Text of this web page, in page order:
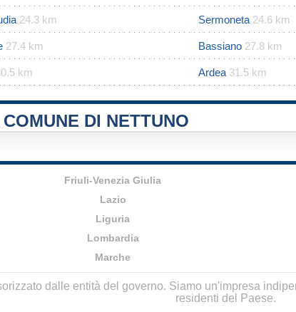
24.3 km Sermoneta 24.6 km
27.4 km Bassiano 27.8 km
km Ardea 31.5 km
DI NETTUNO
Friuli-Venezia Giulia
Lazio
Liguria
Lombardia
Marche
dalle entità del governo. Siamo un'impresa
residenti del Paese.